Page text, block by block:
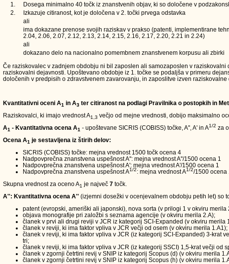
1.
Dosega minimalno 40 točk iz znanstvenih objav, ki so določene v
2.
Izkazuje citiranost, kot je določena v 2. točki prvega odstavka
ali
ima dokazane prenose svojih raziskav v prakso (patenti, implementirane
2.04, 2.06, 2.07, 2.12, 2.13, 2.14, 2.15, 2.16, 2.17, 2.20, 2.21 in 2.24)
ali
dokazano delo na nacionalno pomembnem znanstvenem korpusu ali zbirki
Če raziskovalec v zadnjem obdobju ni bil zaposlen ali samozaposlen v
raziskovalni dejavnosti. Upoštevano obdobje iz 1. točke se podaljša v primeru
določenih v predpisih o zdravstvenem zavarovanju, in zaposlitve izven
Kvantitativni oceni A1 in A3 ter citiranost na podlagi Pravilnika o postopkih in
Raziskovalci, ki imajo vrednost A1,3 večjo od mejne vrednosti, dobijo maksimalno
A1 - Kvantitativna ocena A1 - upoštevane SICRIS (COBISS) točke, A'', A' in A1/2 za
Ocena A1 je sestavljena iz štirih delov:
SICRIS (COBISS) točke: mejna vrednost 1500 točk ocena 4
Nadpovprečna znanstvena uspešnost A'': mejna vrednost A''/1500 ocena 1
Nadpovprečna znanstvena uspešnost A': mejna vrednost A'/1500 ocena 1
Nadpovprečna znanstvena uspešnost A1/2: mejna vrednost A1/2/1500 ocena
Skupna vrednost za oceno A1 je največ 7 točk.
A'': Kvantitativna ocena A'' (izjemni dosežki v ocenjevalnem obdobju petih let) so
patent (evropski, ameriški ali japonski), nova sorta (v prilogi 1 v okviru merila
objava monografije pri založbi s seznama agencije (v okviru merila 2.A);
članek v prvi ali drugi reviji v JCR iz kategorij SCI-Expanded (v okviru merila
članek v reviji, ki ima faktor vpliva v JCR večji od osem (v okviru merila 1.A1);
članek v reviji, ki ima faktor vpliva v JCR (iz kategorij SCI-Expanded) 3-krat
tri;
članek v reviji, ki ima faktor vpliva v JCR (iz kategorij SSCI) 1,5-krat večji
članek v zgornji četrtini revij v SNIP iz kategorij Scopus (d) (v okviru merila
članek v zgornji četrtini revij v SNIP iz kategorij Scopus (h) (v okviru merila